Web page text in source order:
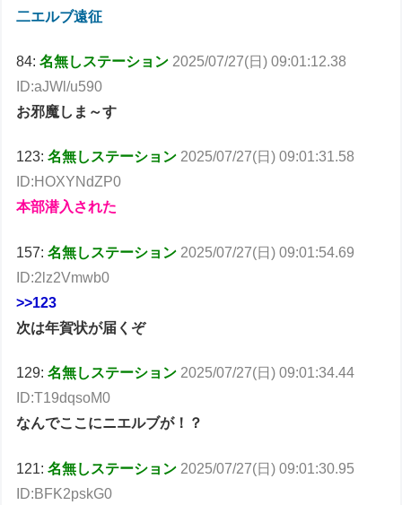
二エルブ遠征
84:名無しステーション 2025/07/27(日) 09:01:12.38
ID:aJWl/u590
お邪魔しま～す
123:名無しステーション 2025/07/27(日) 09:01:31.58
ID:HOXYNdZP0
本部潜入された
157:名無しステーション 2025/07/27(日) 09:01:54.69
ID:2lz2Vmwb0
>>123
次は年賀状が届くぞ
129:名無しステーション 2025/07/27(日) 09:01:34.44
ID:T19dqsoM0
なんでここにニエルブが！？
121:名無しステーション 2025/07/27(日) 09:01:30.95
ID:BFK2pskG0